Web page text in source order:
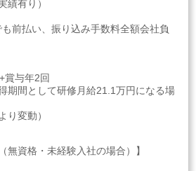
績有り）
前払い、振り込み手数料全額会社負
賞与年2回
期間として研修月給21.1万円になる場
り変動）
無資格・未経験入社の場合）】